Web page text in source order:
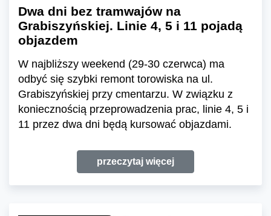
Dwa dni bez tramwajów na
Grabiszyńskiej. Linie 4, 5 i 11 pojadą
objazdem
W najbliższy weekend (29-30 czerwca) ma
odbyć się szybki remont torowiska na ul.
Grabiszyńskiej przy cmentarzu. W związku z
koniecznością przeprowadzenia prac, linie 4, 5 i
11 przez dwa dni będą kursować objazdami.
przeczytaj więcej